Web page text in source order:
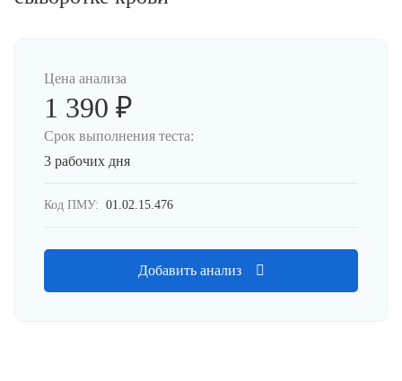
Цена анализа
1 390 ₽
Срок выполнения теста:
3 рабочих дня
Код ПМУ: 01.02.15.476
Добавить анализ